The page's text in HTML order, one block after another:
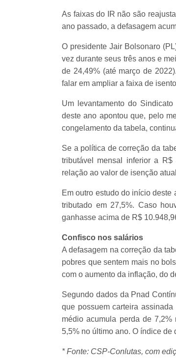
As faixas do IR não são
ano passado, a defasagem
O presidente Jair Bolsonaro
vez durante seus três anos e
de 24,49% (até março de
falar em ampliar a faixa de
Um levantamento do
deste ano apontou que, pelo
congelamento da tabela,
Se a política de correção da
tributável mensal inferior a
relação ao valor de isenção
Em outro estudo do início
tributado em 27,5%. Caso
ganhasse acima de R$
Confisco nos salários
A defasagem na correção da
pobres que sentem mais no
com o aumento da inflação, do
Segundo dados da Pnad
que possuem carteira
médio acumula perda de
5,5% no último ano. O índice de
* Fonte: CSP-Conlutas, com